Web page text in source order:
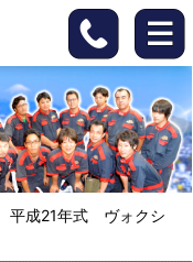
平成21年式 ヴォクシ